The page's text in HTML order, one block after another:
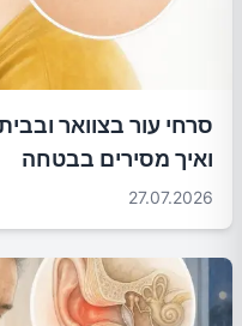
סרחי עור בצוואר
ואיך מסירים בבטחה
27.07.2026